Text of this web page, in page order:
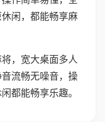
闲，都能畅享麻
，宽大桌面多人
流畅无噪音，操
都能畅享乐趣。